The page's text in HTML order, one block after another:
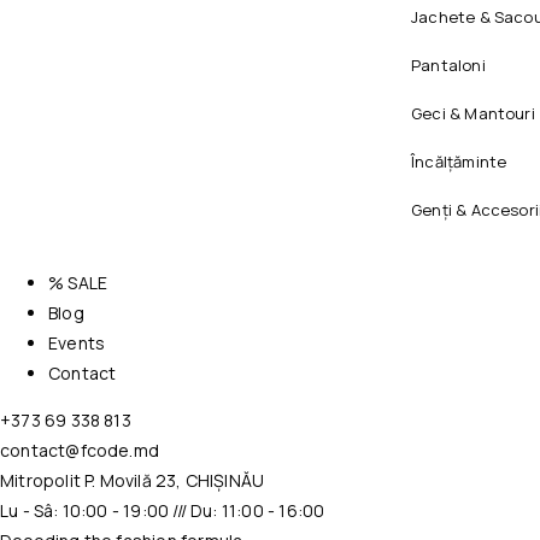
Jachete &
Pantaloni
Geci & Mantouri
Încălțăminte
Genți &
% SALE
Blog
Events
Contact
+373 69 338 813
contact@fcode.md
Mitropolit P. Movilă 23, CHIȘINĂU
Lu - Sâ: 10:00 - 19:00 /// Du: 11:00 - 16:00